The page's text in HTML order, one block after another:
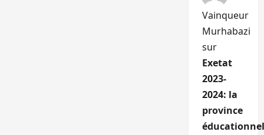
Vainqueur
Murhabazi
sur
Exetat
2023-
2024: la
province